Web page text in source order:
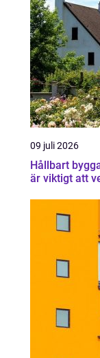
09 juli 2026
Hållbart
är viktigt att